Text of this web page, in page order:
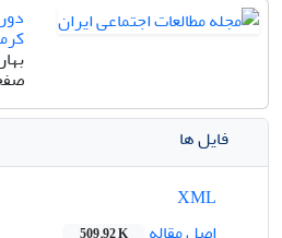
بهار 1402
فایل ها